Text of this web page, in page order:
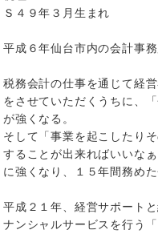
Ｓ４９年３月生まれ
平成６年仙台市内の会計事務
税務会計の仕事を通じて経
をさせていただくうちに、
が強くなる。
そして「事業を起こしたり
することが出来ればいいな
に強くなり、１５年間務め
平成２１年、経営サポート
ナンシャルサービスを行う